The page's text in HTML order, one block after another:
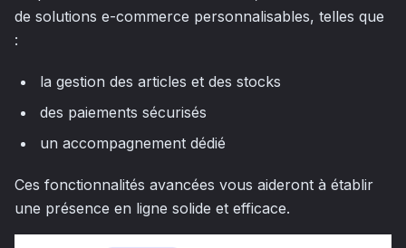
de solutions e-commerce personnalisables, telles que
:
la gestion des articles et des stocks
des paiements sécurisés
un accompagnement dédié
Ces fonctionnalités avancées vous aideront à établir
une présence en ligne solide et efficace.